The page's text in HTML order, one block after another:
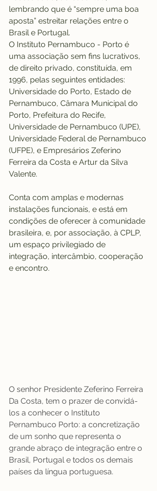
lembrando que é “sempre uma boa
aposta” estreitar relações entre o
Brasil e Portugal.
O Instituto Pernambuco - Porto é
uma associação sem fins lucrativos,
de direito privado, constituída, em
1996, pelas seguintes entidades:
Universidade do Porto, Estado de
Pernambuco, Câmara Municipal do
Porto, Prefeitura do Recife,
Universidade de Pernambuco (UPE),
Universidade Federal de Pernambuco
(UFPE), e Empresários Zeferino
Ferreira da Costa e Artur da Silva
Valente.
Conta com amplas e modernas
instalações funcionais, e está em
condições de oferecer à comunidade
brasileira, e, por associação, à CPLP,
um espaço privilegiado de
integração, intercâmbio, cooperação
e encontro.
O senhor Presidente Zeferino Ferreira
Da Costa, tem o prazer de convidá-
los a conhecer o Instituto
Pernambuco Porto: a concretização
de um sonho que representa o
grande abraço de integração entre o
Brasil, Portugal e todos os demais
países da língua portuguesa.